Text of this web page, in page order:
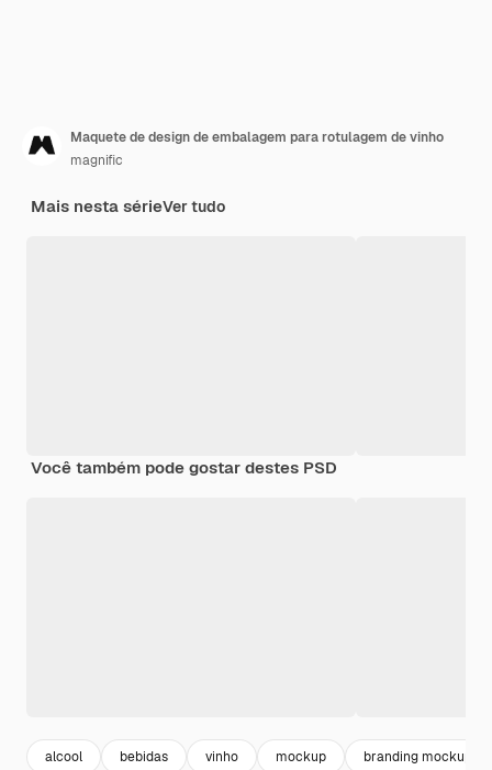
Maquete de design de embalagem para rotulagem de vinho
magnific
Mais nesta sérieVer tudo
Você também pode gostar destes PSD
alcool bebidas vinho mockup branding mockup